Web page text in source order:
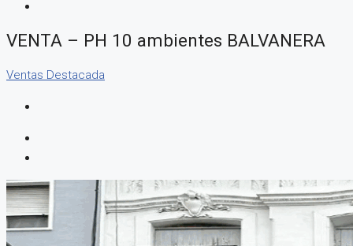
VENTA – PH 10 ambientes BALVANERA
Ventas Destacada